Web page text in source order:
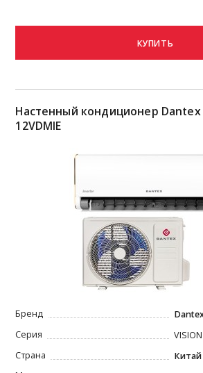
КУПИТЬ
Настенный кондиционер Dantex
12VDMIE
Бренд
Серия
Страна
Китай